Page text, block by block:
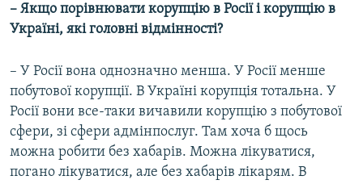
– Якщо порівнювати корупцію в Росії і корупцію в
Україні, які головні відмінності?
– У Росії вона однозначно менша. У Росії менше
побутової корупції. В Україні корупція тотальна. У
Росії вони все-таки вичавили корупцію з побутової
сфери, зі сфери адмінпослуг. Там хоча б щось
можна робити без хабарів. Можна лікуватися,
погано лікуватися, але без хабарів лікарям. В